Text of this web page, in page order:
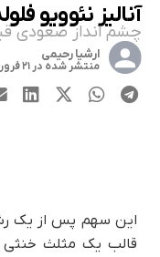
آنالیز نئوویو
چشم انداز صعودی
ارشیا رحیمی
منتشر شده در ۲۱ فروردین ۱۳۹۵ | ۲۰:۵۱
این سهم پس از یک